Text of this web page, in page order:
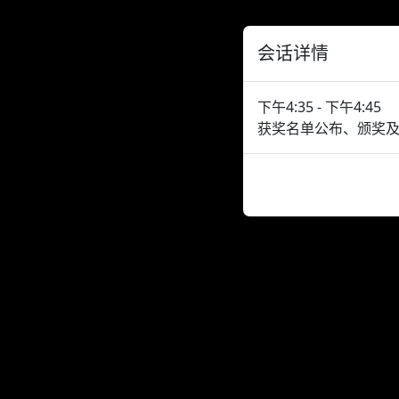
会话详情
下午4:35 - 下午4:45
获奖名单公布、颁奖